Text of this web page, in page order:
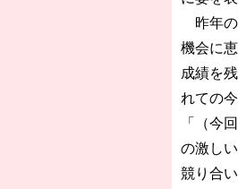
昨年の
機会に
成績を
れての
「（今
の激し
競り合